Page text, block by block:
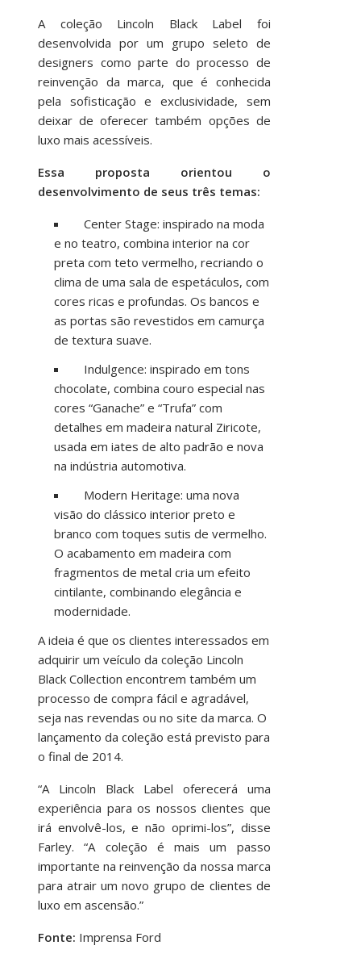
A coleção Lincoln Black Label foi
desenvolvida por um grupo seleto de
designers como parte do processo de
reinvenção da marca, que é conhecida
pela sofisticação e exclusividade, sem
deixar de oferecer também opções de
luxo mais acessíveis.
Essa proposta orientou o
desenvolvimento de seus três temas:
Center Stage: inspirado na moda
e no teatro, combina interior na cor
preta com teto vermelho, recriando o
clima de uma sala de espetáculos, com
cores ricas e profundas. Os bancos e
as portas são revestidos em camurça
de textura suave.
Indulgence: inspirado em tons
chocolate, combina couro especial nas
cores “Ganache” e “Trufa” com
detalhes em madeira natural Ziricote,
usada em iates de alto padrão e nova
na indústria automotiva.
Modern Heritage: uma nova
visão do clássico interior preto e
branco com toques sutis de vermelho.
O acabamento em madeira com
fragmentos de metal cria um efeito
cintilante, combinando elegância e
modernidade.
A ideia é que os clientes interessados em
adquirir um veículo da coleção Lincoln
Black Collection encontrem também um
processo de compra fácil e agradável,
seja nas revendas ou no site da marca. O
lançamento da coleção está previsto para
o final de 2014.
“A Lincoln Black Label oferecerá uma
experiência para os nossos clientes que
irá envolvê-los, e não oprimi-los”, disse
Farley. “A coleção é mais um passo
importante na reinvenção da nossa marca
para atrair um novo grupo de clientes de
luxo em ascensão.”
Fonte: Imprensa Ford